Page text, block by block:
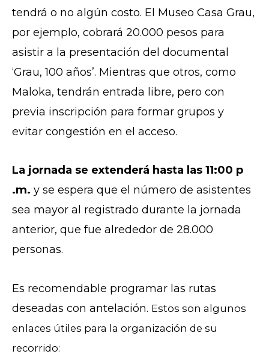
tendrá o no algún costo. El Museo Casa Grau,
por ejemplo, cobrará 20.000 pesos para
asistir a la presentación del documental
‘Grau, 100 años’. Mientras que otros, como
Maloka, tendrán entrada libre, pero con
previa inscripción para formar grupos y
evitar congestión en el acceso.
La jornada se extenderá hasta las 11:00 p
.m. y se espera que el número de asistentes
sea mayor al registrado durante la jornada
anterior, que fue alrededor de 28.000
personas.
Es recomendable programar las rutas
deseadas con antelación. Estos son algunos
enlaces útiles para la organización de su
recorrido: